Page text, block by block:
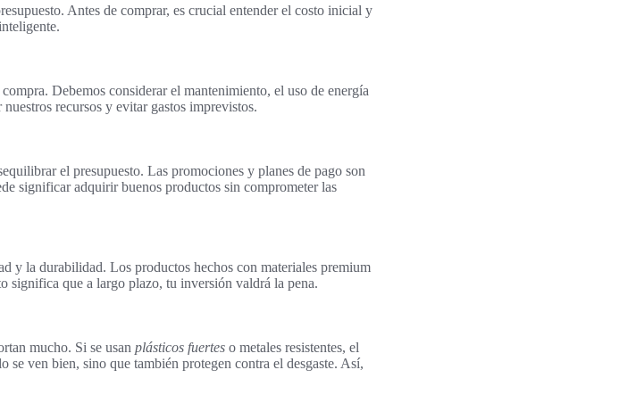
Antes de comprar, es crucial entender el costo inicial y
Debemos considerar el mantenimiento, el uso de energía
recursos y evitar gastos imprevistos.
el presupuesto. Las promociones y planes de pago son
significar adquirir buenos productos sin comprometer las
y la durabilidad. Los productos hechos con materiales premium
significa que a largo plazo, tu inversión valdrá la pena.
mucho. Si se usan plásticos fuertes o metales resistentes, el
se ven bien, sino que también protegen contra el desgaste. Así,